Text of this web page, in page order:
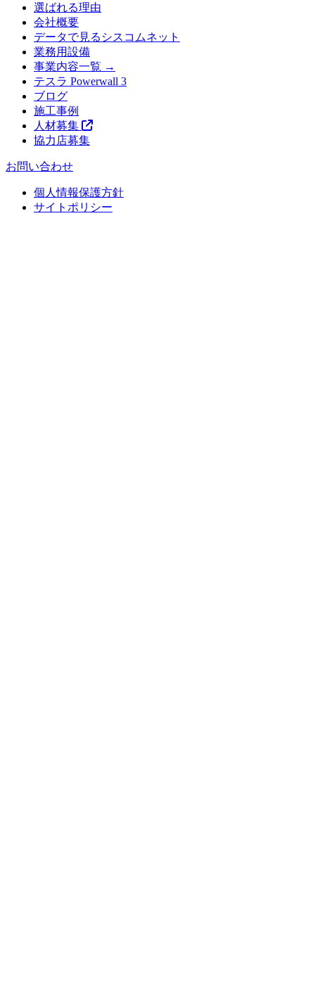
選ばれる理由
会社概要
データで見るシスコムネット
業務用設備
事業内容一覧 →
テスラ Powerwall 3
ブログ
施工事例
人材募集
協力店募集
お問い合わせ
個人情報保護方針
サイトポリシー